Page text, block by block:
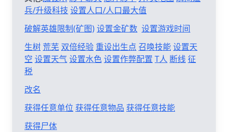
兵/升级科技 设置人口/人口最大值
破解英雄限制(矿图)设置金矿数 设置游戏时间
生树 荒芜 双倍经验 重设出生点 召唤技能设置天
空 设置天气设置水色设置作弊配置 T人 断线征
税
改名
获得任意单位 获得任意物品 获得任意技能
获得尸体